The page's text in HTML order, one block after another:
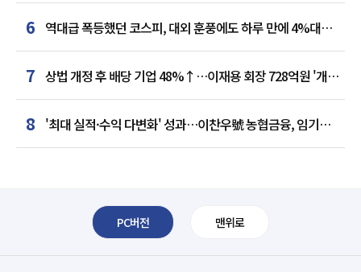
6 역대급 폭등했던 코스피, 대외 훈풍에도 하루 만에 4%대
급락
7 상법 개정 후 배당 기업 48%↑…이재용 회장 728억원 '개인
최다'
8 '최대 실적·수익 다변화' 성과…이찬우號 농협금융, 임기
말년 성장 박차
PC버전 맨위로